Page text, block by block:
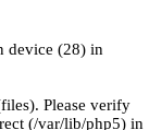
device (28) in
Please verify
(/var/lib/php5) in